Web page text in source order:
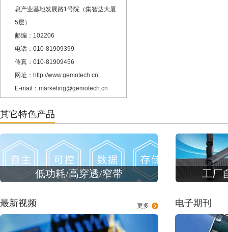
息产业基地发展路1号院（集智达大厦
5层）
邮编：102206
电话：010-81909399
传真：010-81909456
网址：http://www.gemotech.cn
E-mail：marketing@gemotech.cn
其它特色产品
低功耗/高穿透/窄带 工厂
更多
最新视频 电子期刊